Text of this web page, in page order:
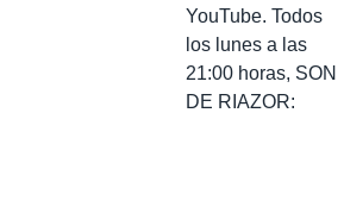
YouTube. Todos
los lunes a las
21:00 horas, SON
DE RIAZOR: